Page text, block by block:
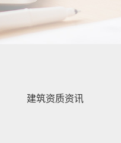
建筑资质资讯